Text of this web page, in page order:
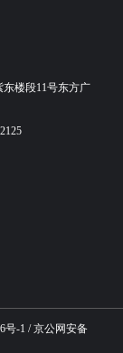
东楼段11号东方广
号-1 / 京公网安备